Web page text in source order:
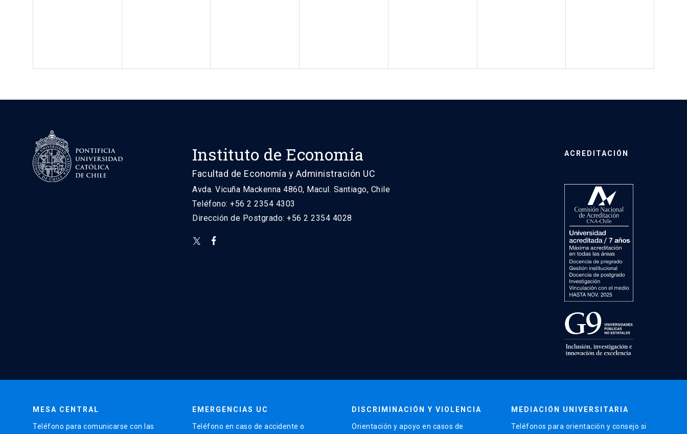
Instituto de Economía
Facultad de Economía y Administración UC
Avda. Vicuña Mackenna 4860, Macul. Santiago, Chile
Teléfono: +56 2 2354 4303
Dirección de Postgrado: +56 2 2354 4028
ACREDITACIÓN
MESA CENTRAL
Teléfono para comunicarse con las
EMERGENCIAS UC
Teléfono en caso de accidente o
DISCRIMINACIÓN Y VIOLENCIA
Orientación y apoyo en casos de
MEDIACIÓN UNIVERSITARIA
Teléfonos para orientación y consejo si